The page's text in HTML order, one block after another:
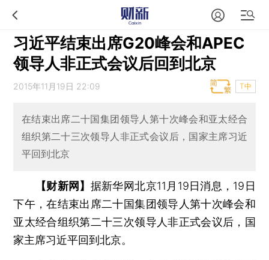
习近平结束出席G20峰会和APEC
领导人非正式会议后回到北京
2015年11月19日 22:09 T中
在结束出席二十国集团领导人第十次峰会和亚太经合
组织第二十三次领导人非正式会议后，国家主席习近
平回到北京
【财新网】 据新华网北京11月19日消息，19日
下午，在结束出席二十国集团领导人第十次峰会和
亚太经合组织第二十三次领导人非正式会议后，国
家主席习近平回到北京。